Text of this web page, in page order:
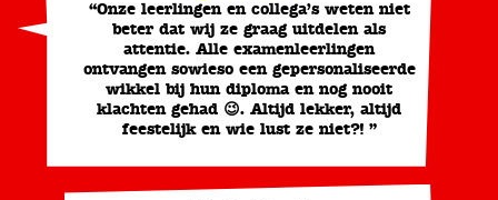
“Onze leerlingen en collega’s weten niet
beter dat wij ze graag uitdelen als
attentie. Alle examenleerlingen
ontvangen sowieso een gepersonaliseerde
wikkel bij hun diploma en nog nooit
klachten gehad 😉. Altijd lekker, altijd
feestelijk en wie lust ze niet?! ”